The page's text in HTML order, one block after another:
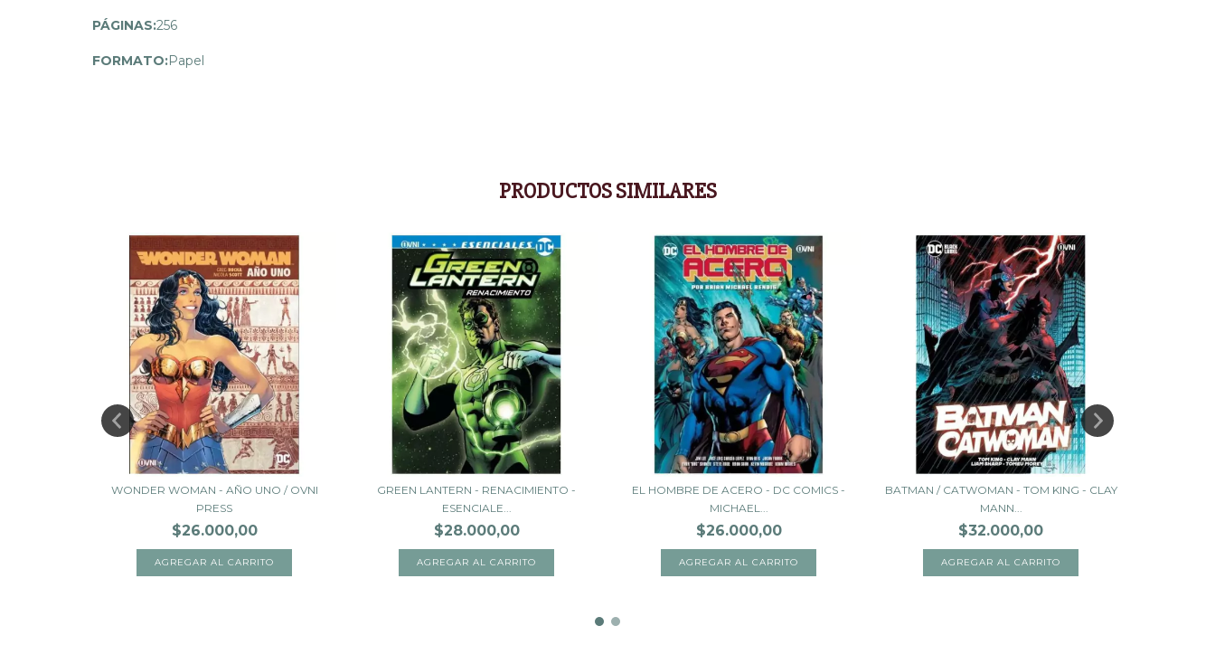
PÁGINAS:256
FORMATO:Papel
PRODUCTOS SIMILARES
WONDER WOMAN - AÑO UNO / OVNI
PRESS
$26.000,00
GREEN LANTERN - RENACIMIENTO -
ESENCIALE...
$28.000,00
EL HOMBRE DE ACERO - DC COMICS -
MICHAEL...
$26.000,00
BATMAN / CATWOMAN - TOM KING - CLAY
MANN...
$32.000,00